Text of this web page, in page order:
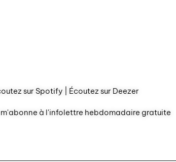
sur Spotify | Écoutez sur Deezer
m'abonne à l'infolettre hebdomadaire gratuite